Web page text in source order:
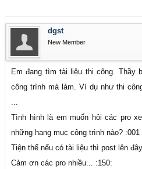
dgst
New Member
Em đang tìm tài liệu thi công. Thầy
công trình mà làm. Ví dụ như thi
...
Tình hình là em muốn hỏi các pro
những hạng mục công trình nào? :001
Tiện thể nếu có tài liệu thì post lên
Cảm ơn các pro nhiều... :150: